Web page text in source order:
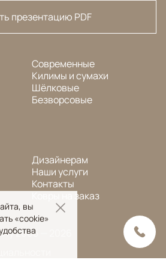
презентацию PDF
Современные
Килимы и сумахи
Шёлковые
Безворсовые
Дизайнерам
Наши услуги
Контакты
Ковры на заказ
2005 — 2026
вы
«cookie»